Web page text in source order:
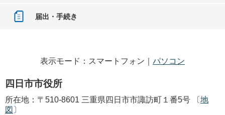
届出・手続き
表示モード：スマートフォン｜ パソコン
四日市市役所
所在地：〒510-8601 三重県四日市市諏訪町１番5号 〔地
図 〕